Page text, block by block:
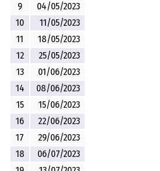
9
04/05/2023
10
11/05/2023
11
18/05/2023
12
25/05/2023
13
01/06/2023
14
08/06/2023
15
15/06/2023
16
22/06/2023
17
29/06/2023
18
06/07/2023